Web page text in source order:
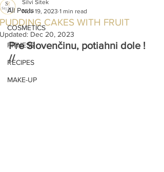
All Posts
COSMETICS
FITNESS
RECIPES
MAKE-UP
PUDDING CAKES WITH FRUIT
Silvi Sitek
Nov 19, 2023 1 min read
Updated: Dec 20, 2023
Pre Slovenčinu, potiahni dole !
//